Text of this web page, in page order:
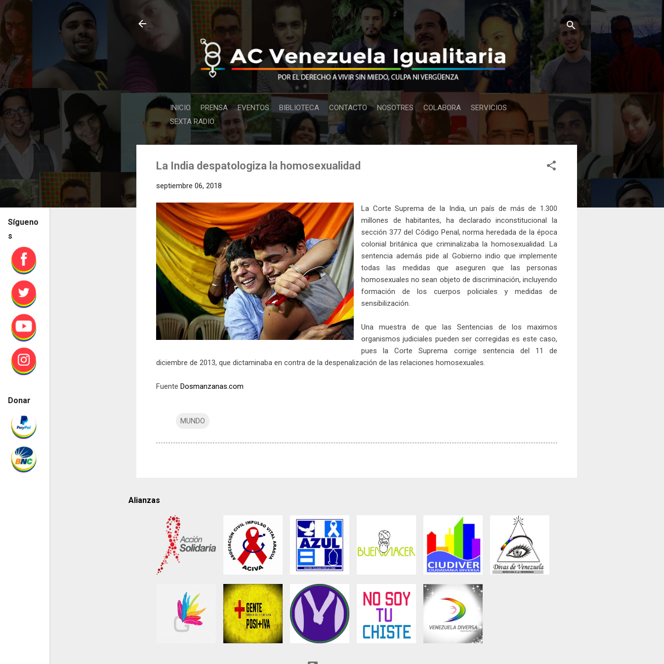
Ir al contenido principal
INICIO PRENSA EVENTOS BIBLIOTECA CONTACTO NOSOTRES COLABORA
SERVICIOS
SEXTA RADIO
La India despatologiza la homosexualidad
septiembre 06, 2018
La Corte Suprema de la India, un país de más de 1.300
millones de habitantes, ha declarado inconstitucional la
sección 377 del Código Penal, norma heredada de la época
colonial británica que criminalizaba la homosexualidad. La
sentencia además pide al Gobierno indio que implemente
todas las medidas que aseguren que las personas
homosexuales no sean objeto de discriminación, incluyendo
formación de los cuerpos policiales y medidas de
sensibilización.
Una muestra de que las Sentencias de los maximos
organismos judiciales pueden ser corregidas es este caso,
pues la Corte Suprema corrige sentencia del 11 de
diciembre de 2013, que dictaminaba en contra de la despenalización de las relaciones homosexuales.
Fuente Dosmanzanas.com
MUNDO
Alianzas
Sígueno
s
Donar